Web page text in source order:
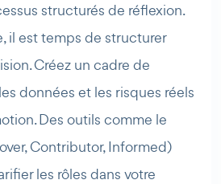
structurés de réflexion.
il est temps de structurer
Créez un cadre de
données et les risques réels
Des outils comme le
Contributor, Informed)
les rôles dans votre